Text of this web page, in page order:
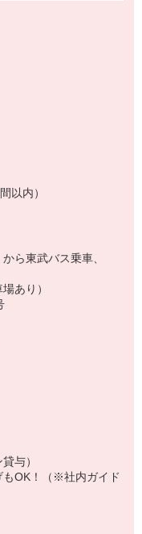
ながら創意工夫し支援
り、信頼関係を築いて
も比較的高くないた
以内）
ら東武バス乗車、
あり）
与）
OK！（※社内ガイド